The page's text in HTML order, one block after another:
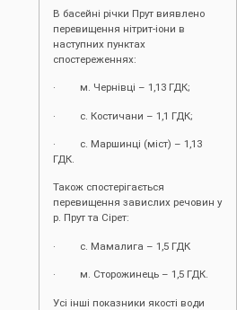
В басейні річки Прут виявлено
перевищення нітрит-іони в
наступних пунктах
спостереженнях:
· м. Чернівці – 1,13 ГДК;
· с. Костичани – 1,1 ГДК;
· с. Маршинці (міст) – 1,13
ГДК.
Також спостерігається
перевищення завислих речовин у
р. Прут та Сірет:
· с. Мамалига – 1,5 ГДК
· м. Сторожинець – 1,5 ГДК.
Усі інші показники якості води